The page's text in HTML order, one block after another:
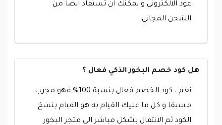
عود الالكتروني و يمكنك ان تستفاد ايضا من
الشحن المجاني .
هل كود خصم البخور الذكي فعال ؟
نعم ، كود الخصم فعال بنسبة 100% فهو مجرب
مسبقا و كل ما عليك القيام به هو القيام بنسخ
الكود ثم الانتقال بشكل مباشر الى متجر البخور